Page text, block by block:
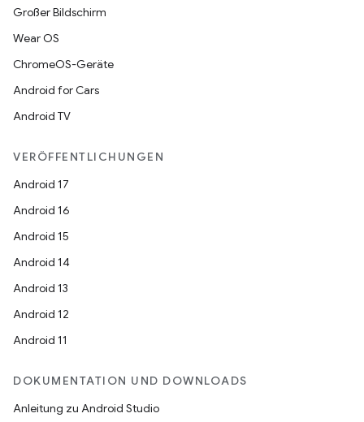
Großer Bildschirm
Wear OS
ChromeOS-Geräte
Android for Cars
Android TV
VERÖFFENTLICHUNGEN
Android 17
Android 16
Android 15
Android 14
Android 13
Android 12
Android 11
DOKUMENTATION UND DOWNLOADS
Anleitung zu Android Studio